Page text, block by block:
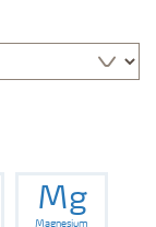
Mg
Magnesium